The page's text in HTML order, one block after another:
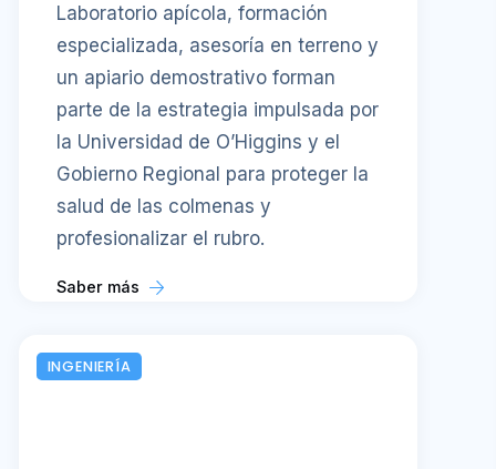
Laboratorio apícola, formación
especializada, asesoría en terreno y
un apiario demostrativo forman
parte de la estrategia impulsada por
la Universidad de O’Higgins y el
Gobierno Regional para proteger la
salud de las colmenas y
profesionalizar el rubro.
Saber más
INGENIERÍA